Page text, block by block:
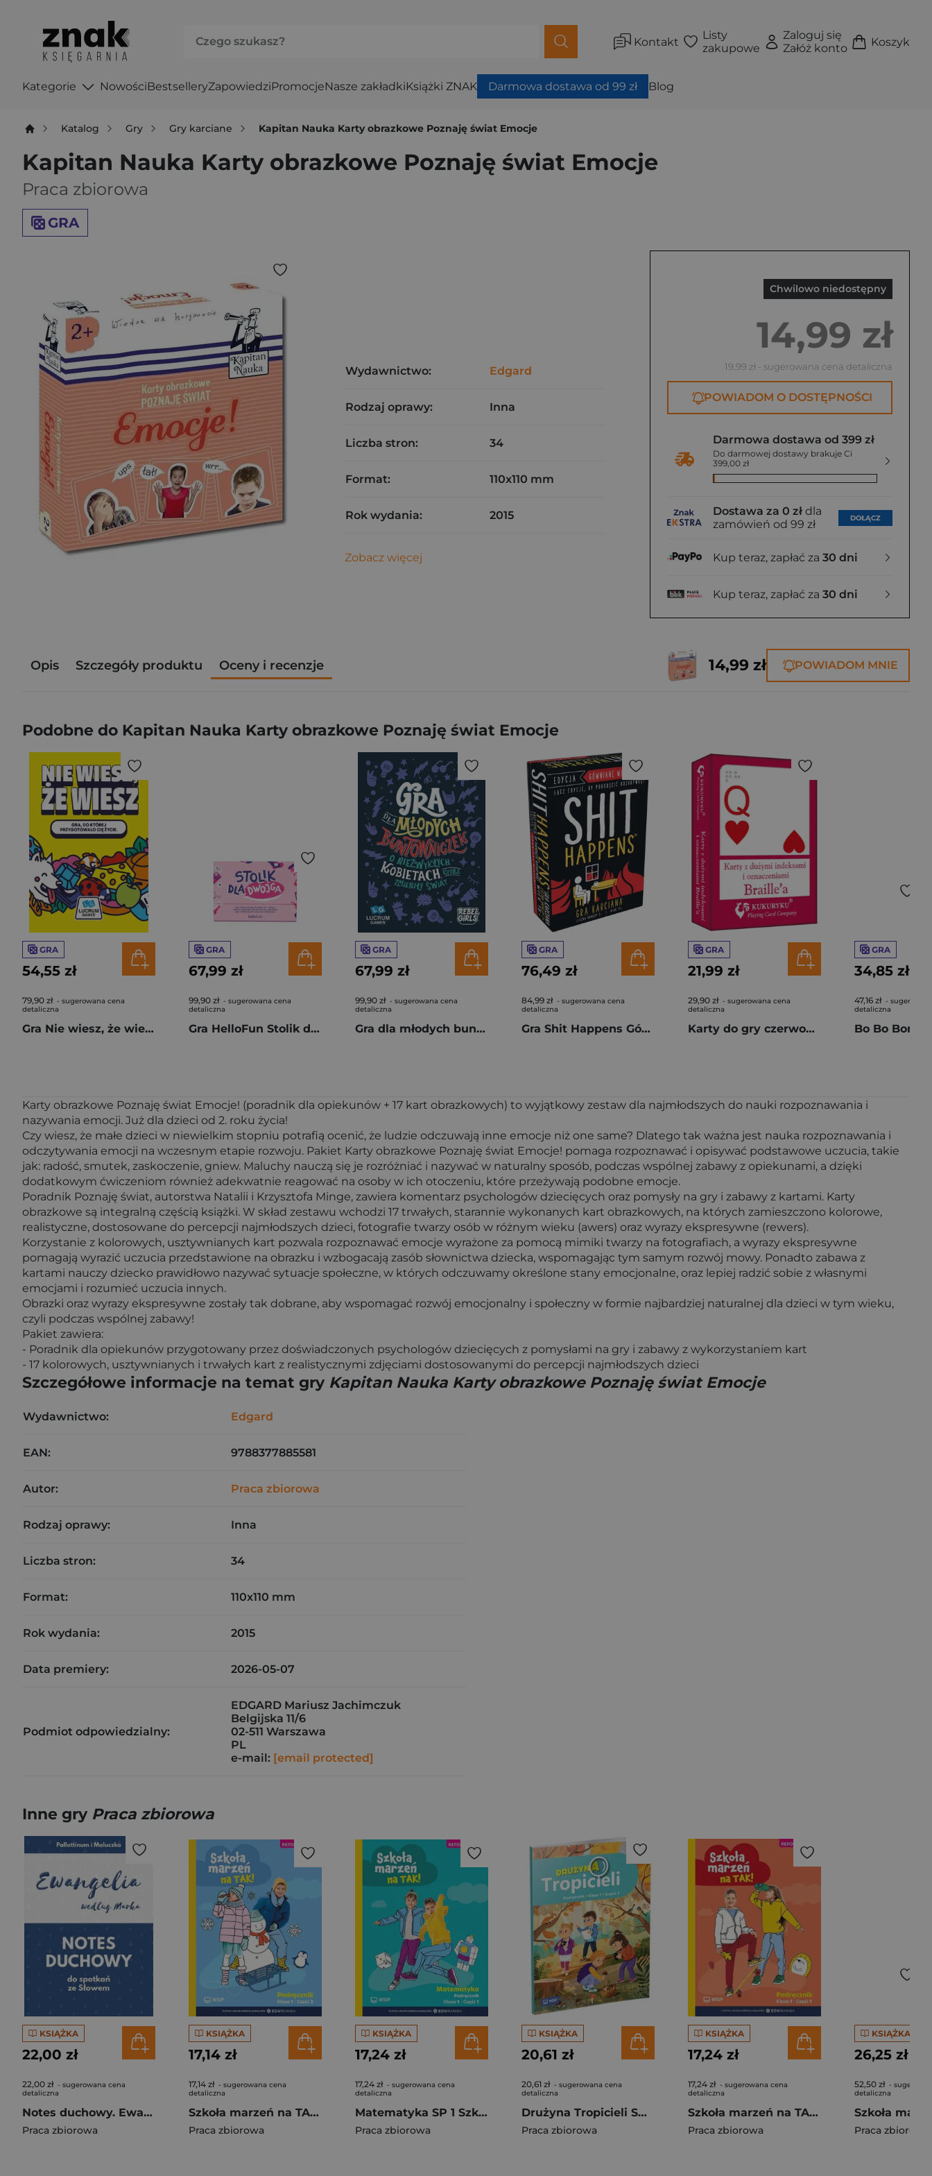
Kontakt
Listy
zakupowe
Zaloguj się
Załóż konto
Koszyk
Kategorie NowościBestselleryZapowiedziPromocjeNasze zakładkiKsiążki ZNAK Darmowa dostawa od 99 zł Blog
Katalog Gry Gry karciane Kapitan Nauka Karty obrazkowe Poznaję świat Emocje
Kapitan Nauka Karty obrazkowe Poznaję świat Emocje
Praca zbiorowa
GRA
Chwilowo niedostępny
14,99 zł
19,99 zł - sugerowana cena detaliczna
POWIADOM O DOSTĘPNOŚCI
Darmowa dostawa od 399 zł
Do darmowej dostawy brakuje Ci
399,00 zł
Dostawa za 0 zł dla
zamówień od 99 zł
DOŁĄCZ
Kup teraz, zapłać za 30 dni
Kup teraz, zapłać za 30 dni
Wydawnictwo: Edgard
Rodzaj oprawy: Inna
Liczba stron: 34
Format: 110x110 mm
Rok wydania: 2015
Zobacz więcej
Opis Szczegóły produktu Oceny i recenzje 14,99 zł POWIADOM MNIE
Podobne do Kapitan Nauka Karty obrazkowe Poznaję świat Emocje
GRA
54,55 zł
79,90 zł - sugerowana cena
detaliczna
Gra Nie wiesz, że wiesz
GRA
67,99 zł
99,90 zł - sugerowana cena
detaliczna
Gra HelloFun Stolik dla dwojga
GRA
67,99 zł
99,90 zł - sugerowana cena
detaliczna
Gra dla młodych buntowniczek
GRA
76,49 zł
84,99 zł - sugerowana cena
detaliczna
Gra Shit Happens Gównianie wiadomości
GRA
21,99 zł
29,90 zł - sugerowana cena
detaliczna
Karty do gry czerwone z dużymi indeksami i znakami Braile:a
GRA
34,85 zł
47,16 zł -
detaliczna
Bo Bo Bon!
Karty obrazkowe Poznaję świat Emocje! (poradnik dla opiekunów + 17 kart obrazkowych) to wyjątkowy zestaw dla najmłodszych do nauki rozpoznawania i
nazywania emocji. Już dla dzieci od 2. roku życia!
Czy wiesz, że małe dzieci w niewielkim stopniu potrafią ocenić, że ludzie odczuwają inne emocje niż one same? Dlatego tak ważna jest nauka rozpoznawania i
odczytywania emocji na wczesnym etapie rozwoju. Pakiet Karty obrazkowe Poznaję świat Emocje! pomaga rozpoznawać i opisywać podstawowe uczucia, takie
jak: radość, smutek, zaskoczenie, gniew. Maluchy nauczą się je rozróżniać i nazywać w naturalny sposób, podczas wspólnej zabawy z opiekunami, a dzięki
dodatkowym ćwiczeniom również adekwatnie reagować na osoby w ich otoczeniu, które przeżywają podobne emocje.
Poradnik Poznaję świat, autorstwa Natalii i Krzysztofa Minge, zawiera komentarz psychologów dziecięcych oraz pomysły na gry i zabawy z kartami. Karty
obrazkowe są integralną częścią książki. W skład zestawu wchodzi 17 trwałych, starannie wykonanych kart obrazkowych, na których zamieszczono kolorowe,
realistyczne, dostosowane do percepcji najmłodszych dzieci, fotografie twarzy osób w różnym wieku (awers) oraz wyrazy ekspresywne (rewers).
Korzystanie z kolorowych, usztywnianych kart pozwala rozpoznawać emocje wyrażone za pomocą mimiki twarzy na fotografiach, a wyrazy ekspresywne
pomagają wyrazić uczucia przedstawione na obrazku i wzbogacają zasób słownictwa dziecka, wspomagając tym samym rozwój mowy. Ponadto zabawa z
kartami nauczy dziecko prawidłowo nazywać sytuacje społeczne, w których odczuwamy określone stany emocjonalne, oraz lepiej radzić sobie z własnymi
emocjami i rozumieć uczucia innych.
Obrazki oraz wyrazy ekspresywne zostały tak dobrane, aby wspomagać rozwój emocjonalny i społeczny w formie najbardziej naturalnej dla dzieci w tym wieku,
czyli podczas wspólnej zabawy!
Pakiet zawiera:
- Poradnik dla opiekunów przygotowany przez doświadczonych psychologów dziecięcych z pomysłami na gry i zabawy z wykorzystaniem kart
- 17 kolorowych, usztywnianych i trwałych kart z realistycznymi zdjęciami dostosowanymi do percepcji najmłodszych dzieci
Szczegółowe informacje na temat gry Kapitan Nauka Karty obrazkowe Poznaję świat Emocje
Wydawnictwo: Edgard
EAN: 9788377885581
Autor: Praca zbiorowa
Rodzaj oprawy: Inna
Liczba stron: 34
Format: 110x110 mm
Rok wydania: 2015
Data premiery: 2026-05-07
Podmiot odpowiedzialny:
EDGARD Mariusz Jachimczuk
Belgijska 11/6
02-511 Warszawa
PL
e-mail: [email protected]
Inne gry Praca zbiorowa
KSIĄŻKA
22,00 zł
22,00 zł - sugerowana cena
detaliczna
Notes duchowy. Ewangelia wg. Marka
Praca zbiorowa
KSIĄŻKA
17,14 zł
17,14 zł - sugerowana cena
detaliczna
Szkoła marzeń na TAK SP 1 podr. cz.2
Praca zbiorowa
KSIĄŻKA
17,24 zł
17,24 zł - sugerowana cena
detaliczna
Matematyka SP 1 Szkoła marzeń na TAK podr cz.1
Praca zbiorowa
KSIĄŻKA
20,61 zł
20,61 zł - sugerowana cena
detaliczna
Drużyna Tropicieli SP 1 podręcznik cz.1
Praca zbiorowa
KSIĄŻKA
17,24 zł
17,24 zł - sugerowana cena
detaliczna
Szkoła marzeń na TAK SP 1 podr. cz.1
Praca zbiorowa
KSIĄŻKA
26,25 zł
52,50 zł -
detaliczna
Praca zbiorowa